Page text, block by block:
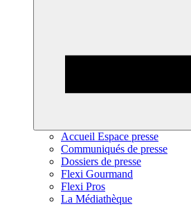
Accueil Espace presse
Communiqués de presse
Dossiers de presse
Flexi Gourmand
Flexi Pros
La Médiathèque